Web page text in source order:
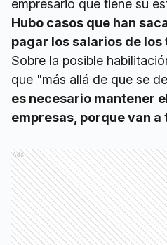
empresario que tiene su
Hubo casos que han
pagar los salarios de
Sobre la posible
que "más allá de que se
es necesario mantener
empresas, porque van a
Ads